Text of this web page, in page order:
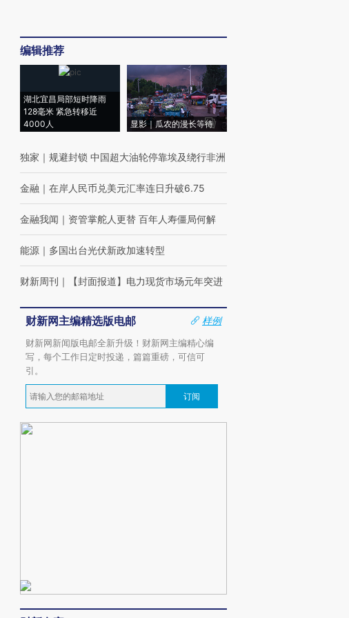
编辑推荐
湖北宜昌局部短时降雨
128毫米 紧急转移近
4000人
显影｜瓜农的漫长等待
独家 ｜ 规避封锁 中国超大油轮停靠埃及绕行非洲
金融 ｜ 在岸人民币兑美元汇率连日升破6.75
金融我闻 ｜ 资管掌舵人更替 百年人寿僵局何解
能源 ｜ 多国出台光伏新政加速转型
财新周刊 ｜ 【封面报道】电力现货市场元年突进
财新网主编精选版电邮
样例
财新网新闻版电邮全新升级！财新网主编精心编
写，每个工作日定时投递，篇篇重磅，可信可
引。
订阅